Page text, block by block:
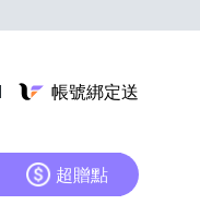
帳號綁定送
超贈點